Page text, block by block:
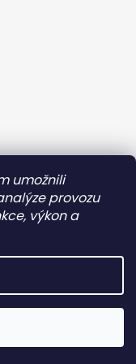
umožnili
provozu
výkon a